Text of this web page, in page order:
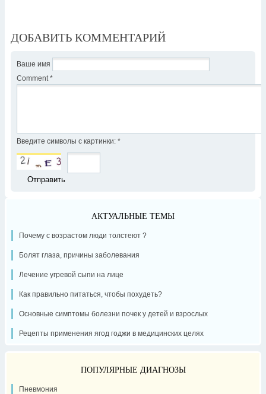
ДОБАВИТЬ КОММЕНТАРИЙ
Ваше имя
Comment *
Введите символы с картинки: *
АКТУАЛЬНЫЕ ТЕМЫ
Почему с возрастом люди толстеют ?
Болят глаза, причины заболевания
Лечение угревой сыпи на лице
Как правильно питаться, чтобы похудеть?
Основные симптомы болезни почек у детей и взрослых
Рецепты применения ягод годжи в медицинских целях
ПОПУЛЯРНЫЕ ДИАГНОЗЫ
Пневмония